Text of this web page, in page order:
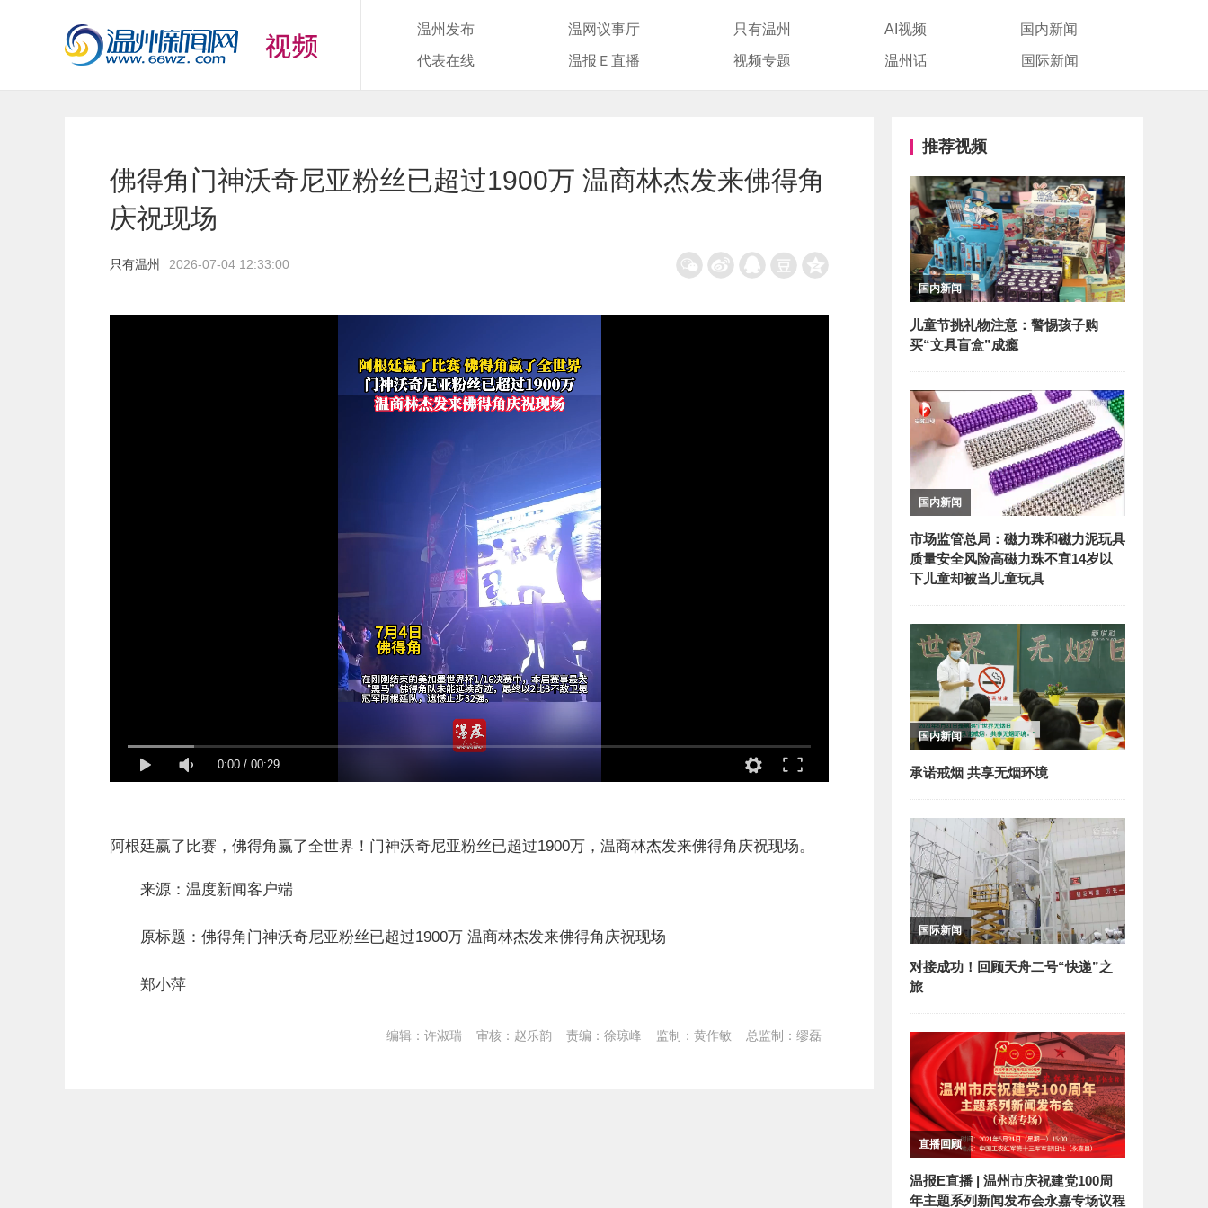
温州发布 温网议事厅 只有温州 AI视频 国内新闻
代表在线 温报Ｅ直播 视频专题 温州话 国际新闻
佛得角门神沃奇尼亚粉丝已超过1900万 温商林杰发来佛得角
庆祝现场
只有温州 2026-07-04 12:33:00
0:00 / 00:29
阿根廷赢了比赛，佛得角赢了全世界！门神沃奇尼亚粉丝已超过1900万，温商林杰发来佛得角庆祝现场。
来源：温度新闻客户端
原标题：佛得角门神沃奇尼亚粉丝已超过1900万 温商林杰发来佛得角庆祝现场
郑小萍
编辑：许淑瑞 审核：赵乐韵 责编：徐琼峰 监制：黄作敏 总监制：缪磊
推荐视频
国内新闻
儿童节挑礼物注意：警惕孩子购
买“文具盲盒”成瘾
国内新闻
市场监管总局：磁力珠和磁力泥玩具
质量安全风险高磁力珠不宜14岁以
下儿童却被当儿童玩具
国内新闻
承诺戒烟 共享无烟环境
国际新闻
对接成功！回顾天舟二号“快递”之
旅
直播回顾
温报E直播 | 温州市庆祝建党100周
年主题系列新闻发布会永嘉专场议程